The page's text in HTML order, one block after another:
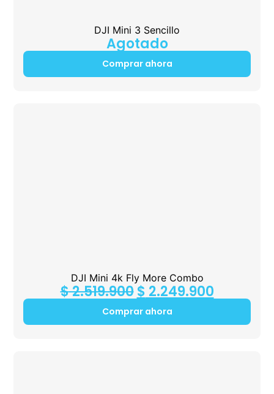
DJI Mini 3 Sencillo
Agotado
Comprar ahora
DJI Mini 4k Fly More Combo
$2.519.900 $ 2.249.900
Comprar ahora